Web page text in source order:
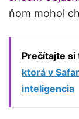
ňom mohol
Prečítajte si
ktorá v
inteligencia